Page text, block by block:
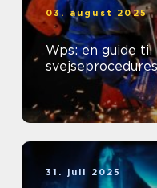
03. august 2025
Wps: en guide til
31. juli 2025